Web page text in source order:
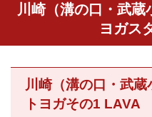
川崎（溝の口・武蔵
ヨガス
川崎（溝の口・武
トヨガその1 LAVA